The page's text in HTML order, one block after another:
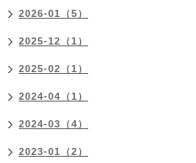
2026-01（5）
2025-12（1）
2025-02（1）
2024-04（1）
2024-03（4）
2023-01（2）